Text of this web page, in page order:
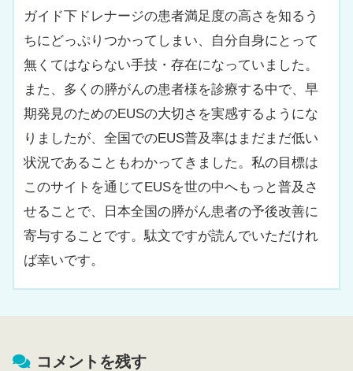
ガイド下ドレナージの患者満足度の高さを知るう
ちにどっぷりつかってしまい、自分自身にとって
無くてはならない手技・存在になっていました。
また、多くの膵がんの患者様を診療する中で、早
期発見のためのEUSの大切さを実感するようにな
りましたが、全国でのEUS普及率はまだまだ低い
状況であることもわかってきました。私の目標は
このサイトを通じてEUSを世の中へもっと普及さ
せることで、日本全国の膵がん患者の予後改善に
寄与することです。駄文ですが読んでいただけれ
ば幸いです。
コメントを残す